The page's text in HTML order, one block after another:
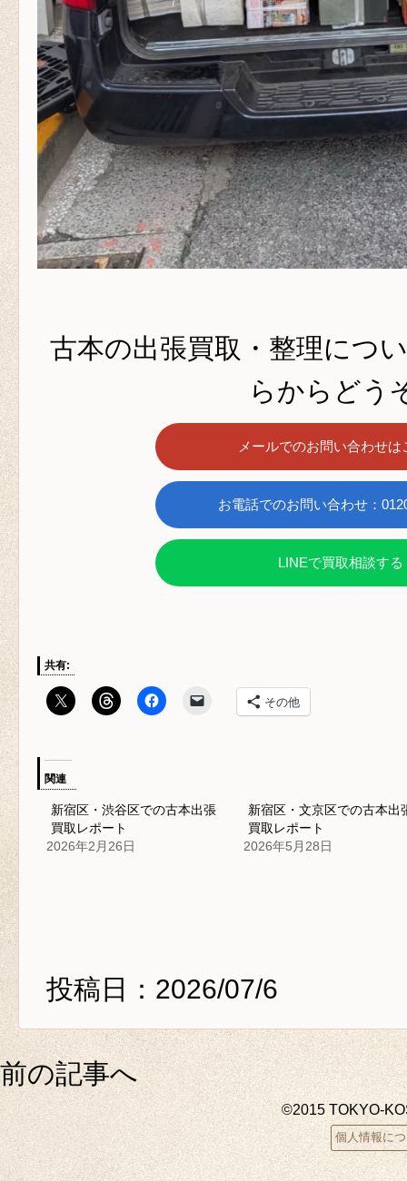
古本の出張買取・整理につ
らからどう
メールでのお問い合わせは
お電話でのお問い合わせ：
LINEで買取相談する
共有:
その他
関連
新宿区・渋谷区での古本出張
買取レポート
2026年2月26日
新宿区・文京区での古本出
買取レポート
2026年5月28日
投稿日：2026/07/6
前の記事へ
©2015 TOKYO-
個人情報に